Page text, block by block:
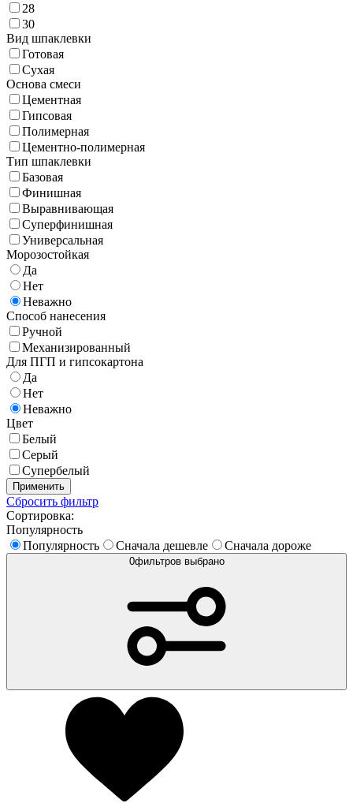
28
30
Вид шпаклевки
Готовая
Сухая
Основа смеси
Цементная
Гипсовая
Полимерная
Цементно-полимерная
Тип шпаклевки
Базовая
Финишная
Выравнивающая
Суперфинишная
Универсальная
Морозостойкая
Да
Нет
Неважно
Способ нанесения
Ручной
Механизированный
Для ПГП и гипсокартона
Да
Нет
Неважно
Цвет
Белый
Серый
Супербелый
Применить
Сбросить фильтр
Сортировка:
Популярность
Популярность
Сначала дешевле Сначала дороже
0фильтров выбрано